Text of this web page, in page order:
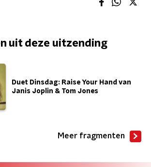
uit deze uitzending
Duet Dinsdag: Raise Your Hand van
Janis Joplin & Tom Jones
Meer fragmenten